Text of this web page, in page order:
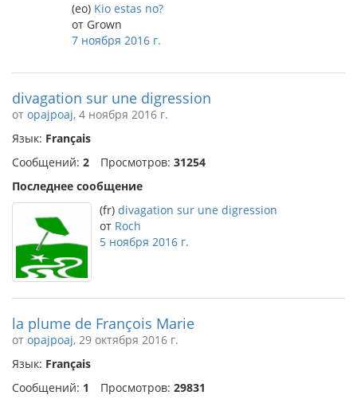
(eo) Kio estas no?
от Grown
7 ноября 2016 г.
divagation sur une digression
от opajpoaj, 4 ноября 2016 г.
Язык: Français
Сообщений: 2 Просмотров: 31254
Последнее сообщение
(fr) divagation sur une digression
от Roch
5 ноября 2016 г.
la plume de François Marie
от opajpoaj, 29 октября 2016 г.
Язык: Français
Сообщений: 1 Просмотров: 29831